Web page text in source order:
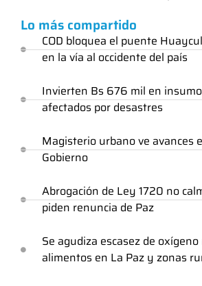
Lo más compartido
COD bloquea el puente
en la vía al occidente del país
Invierten Bs 676 mil en
afectados por desastres
Magisterio urbano ve avances
Gobierno
Abrogación de Ley 1720 no
piden renuncia de Paz
Se agudiza escasez de
alimentos en La Paz y zonas